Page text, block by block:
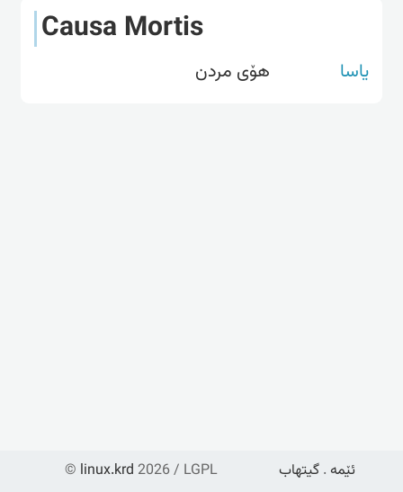
Causa Mortis
یاسا هۆی مردن
© linux.krd 2026 / LGPL ئێمە . گیتهاب